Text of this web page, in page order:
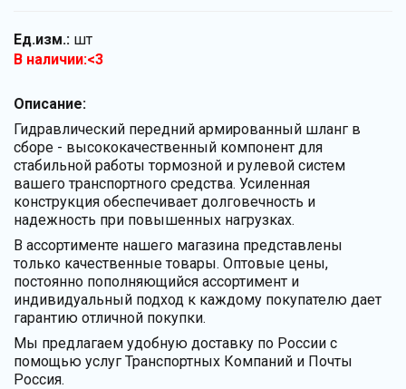
Ед.изм.: шт
В наличии:<3
Описание:
Гидравлический передний армированный шланг в
сборе - высококачественный компонент для
стабильной работы тормозной и рулевой систем
вашего транспортного средства. Усиленная
конструкция обеспечивает долговечность и
надежность при повышенных нагрузках.
В ассортименте нашего магазина представлены
только качественные товары. Оптовые цены,
постоянно пополняющийся ассортимент и
индивидуальный подход к каждому покупателю дает
гарантию отличной покупки.
Мы предлагаем удобную доставку по России с
помощью услуг Транспортных Компаний и Почты
Россия.